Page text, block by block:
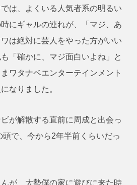
は、よくいる人気者系の明るい
にギャルの連れが、「マジ、あ
は絶対に芸人をやった方がいい
「確かに、マジ面白いよね」と
ワタナベエンターテインメント
なりました。
が解散する直前に周成と出会っ
で、今から2年半前くらいだっ
が、大勢僕の家に遊びに来た時